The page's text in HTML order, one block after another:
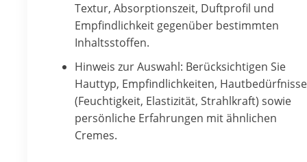
Textur, Absorptionszeit, Duftprofil und
Empfindlichkeit gegenüber bestimmten
Inhaltsstoffen.
Hinweis zur Auswahl: Berücksichtigen Sie
Hauttyp, Empfindlichkeiten, Hautbedürfnisse
(Feuchtigkeit, Elastizität, Strahlkraft) sowie
persönliche Erfahrungen mit ähnlichen
Cremes.